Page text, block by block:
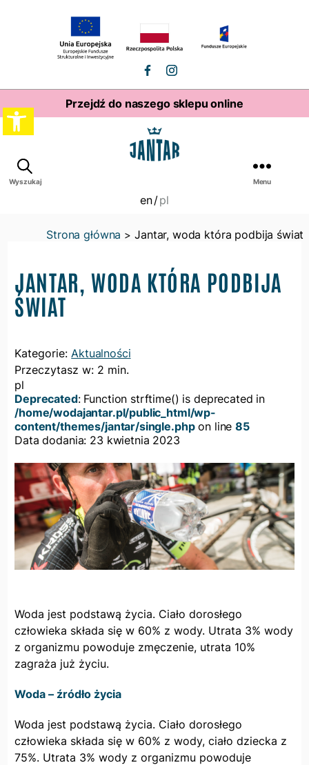
Open
profil
profil
Przejdź do naszego sklepu online
Wyszukaj Menu
en pl
Strona główna > Jantar, woda która podbija świat
JANTAR, WODA KTÓRA PODBIJA
ŚWIAT
Categories
Kategorie: Aktualności
Przeczytasz w: 2 min.
pl
Deprecated: Function strftime() is deprecated in
/home/wodajantar.pl/public_html/wp-
content/themes/jantar/single.phpon line85
Data dodania: 23 kwietnia 2023
Woda jest podstawą życia. Ciało dorosłego
człowieka składa się w 60% z wody. Utrata 3% wody
z organizmu powoduje zmęczenie, utrata 10%
zagraża już życiu.
Woda – źródło życia
Woda jest podstawą życia. Ciało dorosłego
człowieka składa się w 60% z wody, ciało dziecka z
75%. Utrata 3% wody z organizmu powoduje